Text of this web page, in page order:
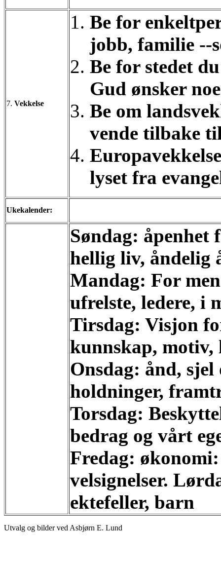
7. Vekkelse
Be for
jobb, familie --
Be for stedet
Gud ønsker
Be om
vende tilbake
lyset fra
Ukekalender:
Søndag: åpenhet
hellig liv, åndelig
Mandag: For
ufrelste, ledere, i
Tirsdag: Visjon
kunnskap, motiv,
Onsdag: ånd, sjel
holdninger,
Torsdag:
bedrag og vårt
Fredag:
velsignelser.
ektefeller, barn
Utvalg og bilder ved Asbjørn E. Lund